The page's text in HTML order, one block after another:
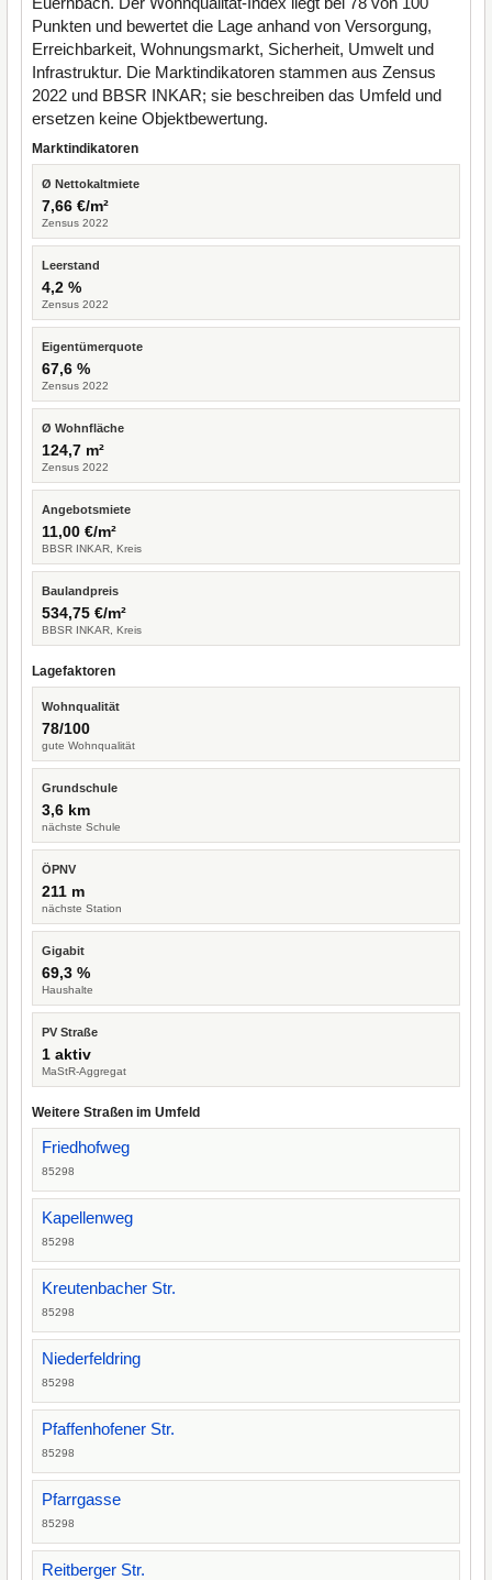
Punkten und bewertet die Lage anhand von Versorgung,
Erreichbarkeit, Wohnungsmarkt, Sicherheit, Umwelt und
Infrastruktur. Die Marktindikatoren stammen aus Zensus
2022 und BBSR INKAR; sie beschreiben das Umfeld und
ersetzen keine Objektbewertung.
Marktindikatoren
Ø Nettokaltmiete
7,66 €/m²
Zensus 2022
Leerstand
4,2 %
Zensus 2022
Eigentümerquote
67,6 %
Zensus 2022
Ø Wohnfläche
124,7 m²
Zensus 2022
Angebotsmiete
11,00 €/m²
BBSR INKAR, Kreis
Baulandpreis
534,75 €/m²
BBSR INKAR, Kreis
Lagefaktoren
Wohnqualität
78/100
gute Wohnqualität
Grundschule
3,6 km
nächste Schule
ÖPNV
211 m
nächste Station
Gigabit
69,3 %
Haushalte
PV Straße
1 aktiv
MaStR-Aggregat
Weitere Straßen im Umfeld
Friedhofweg
85298
Kapellenweg
85298
Kreutenbacher Str.
85298
Niederfeldring
85298
Pfaffenhofener Str.
85298
Pfarrgasse
85298
Reitberger Str.